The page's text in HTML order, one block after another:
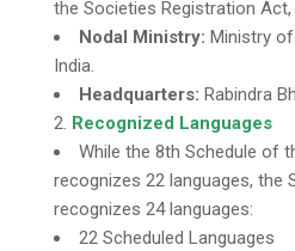
the Societies Registration Act,
Nodal Ministry: Ministry
India.
Headquarters: Rabindra
Recognized Languages
While the 8th Schedule of
recognizes 22 languages, the
recognizes 24 languages:
22 Scheduled Languages